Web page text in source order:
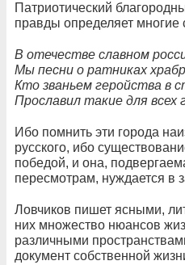
Патриотический
правды определяет многие
В отечестве славном
Мы песни о ратниках
Кто званьем геройства в
Прославил такие для всех
Ибо помнить эти города
русского, ибо
победой, и она,
пересмотрам, нуждается в
Ловчиков пишет ясными,
них множество нюансов
различными
документ собственной